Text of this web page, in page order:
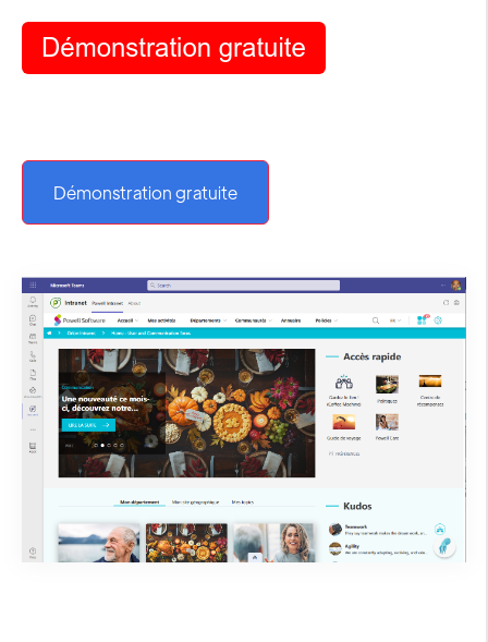
Démonstration gratuite